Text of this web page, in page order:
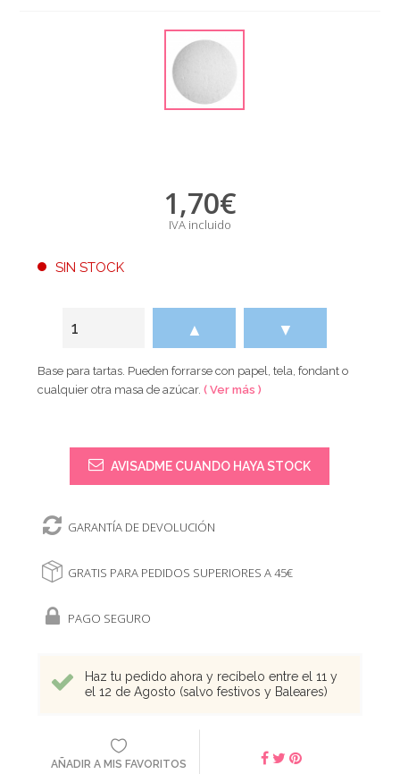
1,70€
IVA incluido
SIN STOCK
▲ ▼
Base para tartas. Pueden forrarse con papel, tela, fondant o
cualquier otra masa de azúcar.( Ver más )
AVISADME CUANDO HAYA STOCK
GARANTÍA DE DEVOLUCIÓN
GRATIS PARA PEDIDOS SUPERIORES A 45€
PAGO SEGURO
Haz tu pedido ahora y recíbelo entre el 11 y
el 12 de Agosto (salvo festivos y Baleares)
AÑADIR A MIS FAVORITOS